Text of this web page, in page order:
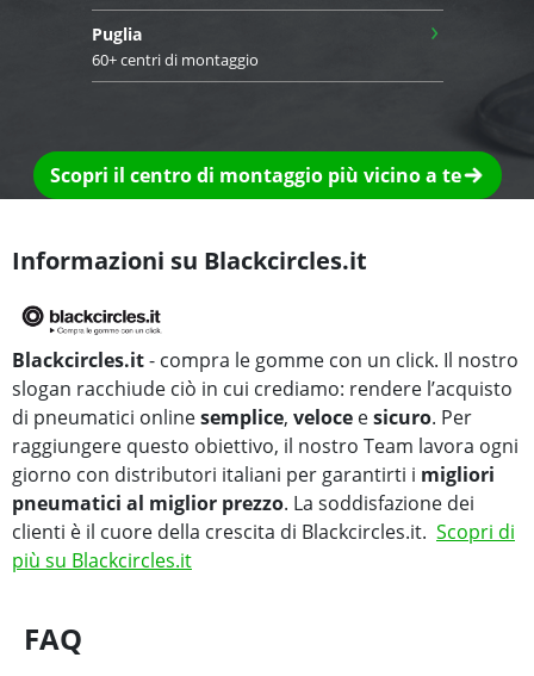
Puglia
60+ centri di montaggio
›
Scopri il centro di montaggio più vicino a te
Informazioni su Blackcircles.it
Blackcircles.it- compra le gomme con un click. Il nostro
slogan racchiude ciò in cui crediamo: rendere l’acquisto
di pneumatici onlinesemplice, veloce esicuro. Per
raggiungere questo obiettivo, il nostro Team lavora ogni
giorno con distributori italiani per garantirti i migliori
pneumatici al miglior prezzo. La soddisfazione dei
clienti è il cuore della crescita di Blackcircles.it. Scopri di
più su Blackcircles.it
FAQ